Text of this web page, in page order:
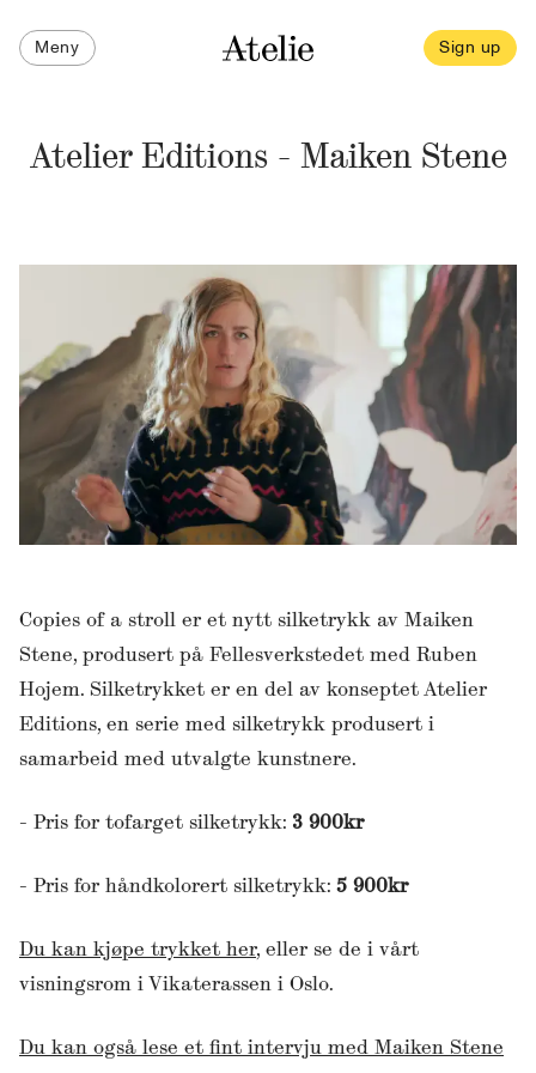
Meny Sign up
Atelier Editions - Maiken Stene
Copies of a stroll er et nytt silketrykk av Maiken
Stene, produsert på Fellesverkstedet med Ruben
Hojem. Silketrykket er en del av konseptet Atelier
Editions, en serie med silketrykk produsert i
samarbeid med utvalgte kunstnere.
- Pris for tofarget silketrykk: 3 900kr
- Pris for håndkolorert silketrykk: 5 900kr
Du kan kjøpe trykket her, eller se de i vårt
visningsrom i Vikaterassen i Oslo.
Du kan også lese et fint intervju med Maiken Stene